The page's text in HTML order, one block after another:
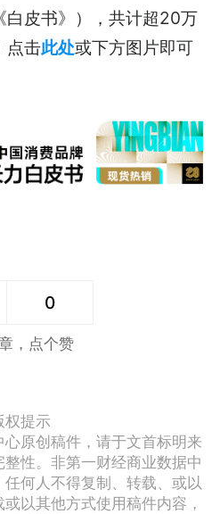
白皮书》），共计超20万
点击此处或下方图片即可
0
，点个赞
权提示
原创稿件，请于文首标明来
性。非第一财经商业数据中
何人不得复制、转载、或以
以其他方式使用稿件内容，